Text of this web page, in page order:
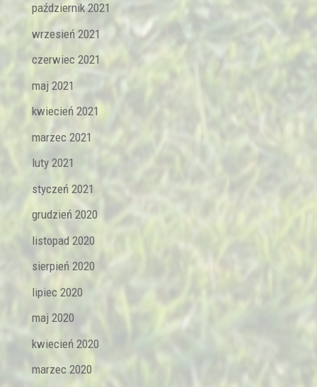
październik 2021
wrzesień 2021
czerwiec 2021
maj 2021
kwiecień 2021
marzec 2021
luty 2021
styczeń 2021
grudzień 2020
listopad 2020
sierpień 2020
lipiec 2020
maj 2020
kwiecień 2020
marzec 2020